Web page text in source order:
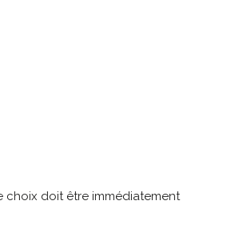
choix doit être immédiatement